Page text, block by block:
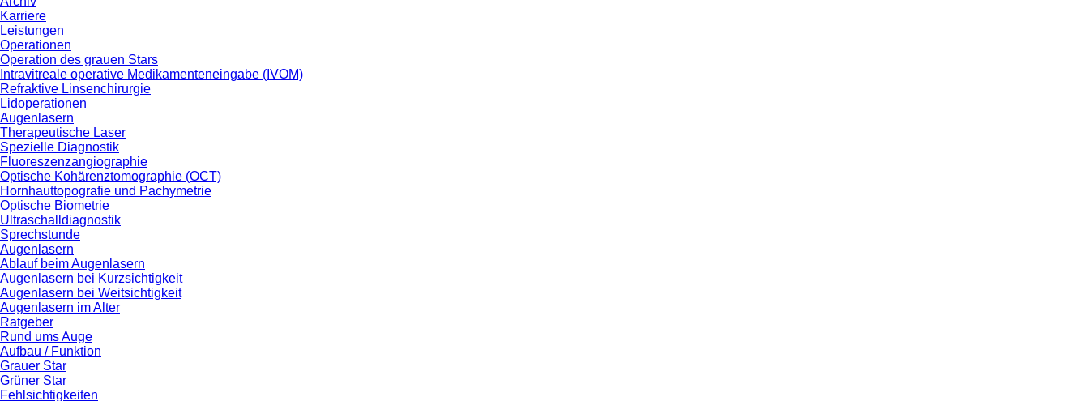
Karriere
Leistungen
Operationen
Operation des grauen Stars
Intravitreale operative Medikamenteneingabe (IVOM)
Refraktive Linsenchirurgie
Lidoperationen
Augenlasern
Therapeutische Laser
Spezielle Diagnostik
Fluoreszenzangiographie
Optische Kohärenztomographie (OCT)
Hornhauttopografie und Pachymetrie
Optische Biometrie
Ultraschalldiagnostik
Sprechstunde
Augenlasern
Ablauf beim Augenlasern
Augenlasern bei Kurzsichtigkeit
Augenlasern bei Weitsichtigkeit
Augenlasern im Alter
Ratgeber
Rund ums Auge
Aufbau / Funktion
Grauer Star
Grüner Star
Fehlsichtigkeiten